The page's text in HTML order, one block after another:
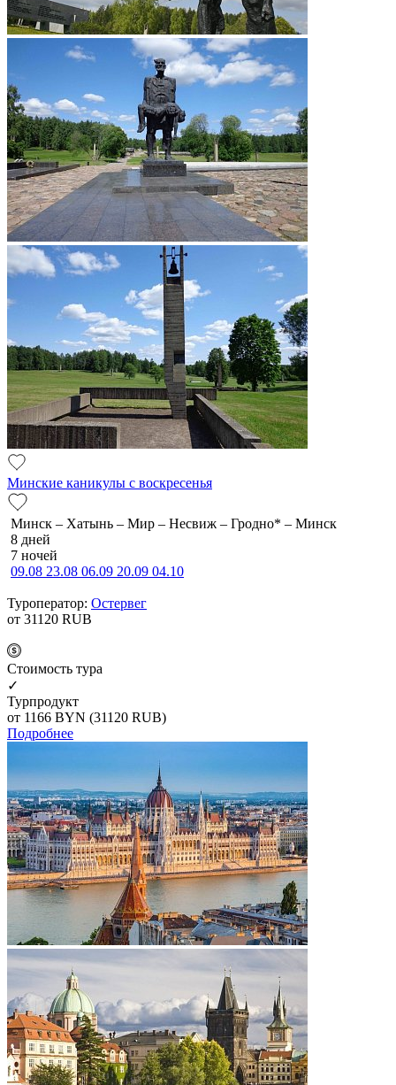
Минские каникулы с воскресенья
Минск – Хатынь – Мир – Несвиж – Гродно* – Минск
8 дней
7 ночей
09.08 23.08 06.09 20.09 04.10
Туроператор: Остервег
от 31120 RUB
Cтоимость тура
✓
Турпродукт
от 1166 BYN (31120 RUB)
Подробнее